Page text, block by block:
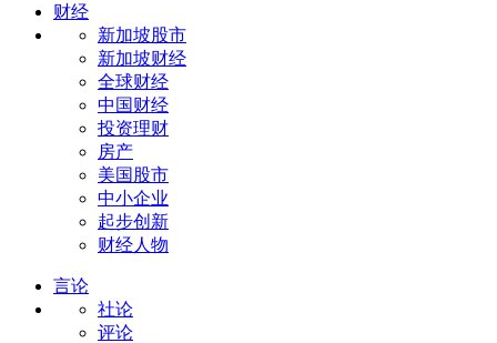
财经
新加坡股市
新加坡财经
全球财经
中国财经
投资理财
房产
美国股市
中小企业
起步创新
财经人物
言论
社论
评论